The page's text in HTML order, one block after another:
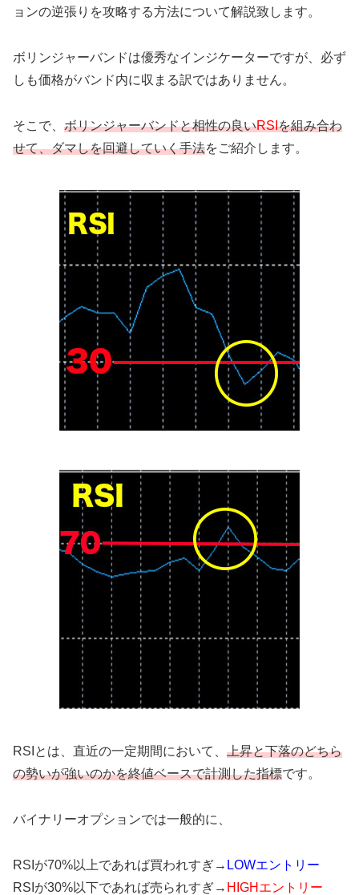
ョンの逆張りを攻略する方法について解説致します。
ボリンジャーバンドは優秀なインジケーターですが、必ず
しも価格がバンド内に収まる訳ではありません。
そこで、 ボリンジャーバンドと相性の良いRSIを組み合わ
せて、ダマしを回避していく手法をご紹介します。
RSIとは、直近の一定期間において、 上昇と下落のどちら
の勢いが強いのかを終値ベースで計測した指標です。
バイナリーオプションでは一般的に、
RSIが70%以上であれば買われすぎ→ LOWエントリー
RSIが30%以下であれば売られすぎ→ HIGHエントリー